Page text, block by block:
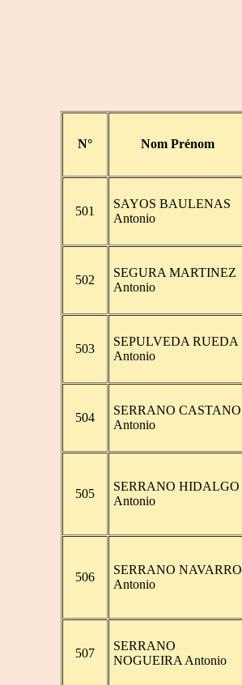
N° Nom Prénom
501
SAYOS BAULENAS
Antonio
502
SEGURA MARTINEZ
Antonio
503
SEPULVEDA RUEDA
Antonio
504
SERRANO CASTANO
Antonio
505
SERRANO HIDALGO
Antonio
506
SERRANO NAVARRO
Antonio
507
SERRANO
NOGUEIRA Antonio